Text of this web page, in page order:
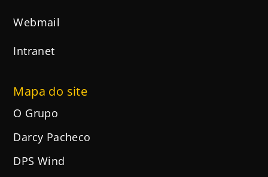
Webmail
Intranet
Mapa do site
O Grupo
Darcy Pacheco
DPS Wind